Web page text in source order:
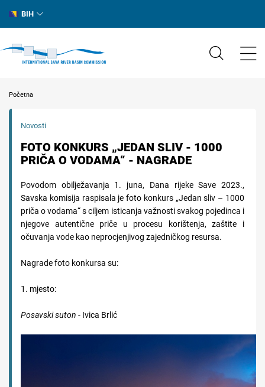
BIH
Početna
Novosti
FOTO KONKURS „JEDAN SLIV - 1000
PRIČA O VODAMA“ - NAGRADE
Povodom obilježavanja 1. juna, Dana rijeke Save 2023.,
Savska komisija raspisala je foto konkurs „Jedan sliv – 1000
priča o vodama“ s ciljem isticanja važnosti svakog pojedinca i
njegove autentične priče u procesu korištenja, zaštite i
očuvanja vode kao neprocjenjivog zajedničkog resursa.
Nagrade foto konkursa su:
1. mjesto:
Posavski suton - Ivica Brlić